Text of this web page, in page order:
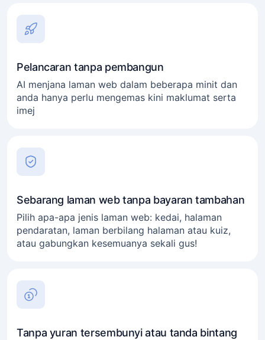
Pelancaran tanpa pembangun
AI menjana laman web dalam beberapa minit dan
anda hanya perlu mengemas kini maklumat serta
imej
Sebarang laman web tanpa bayaran tambahan
Pilih apa-apa jenis laman web: kedai, halaman
pendaratan, laman berbilang halaman atau kuiz,
atau gabungkan kesemuanya sekali gus!
Tanpa yuran tersembunyi atau tanda bintang